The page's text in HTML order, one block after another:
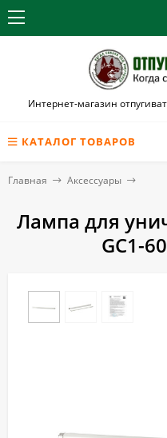
Интернет-магазин
КАТАЛОГ ТОВАРОВ
Главная Аксессуары
Лампа для
GC1-